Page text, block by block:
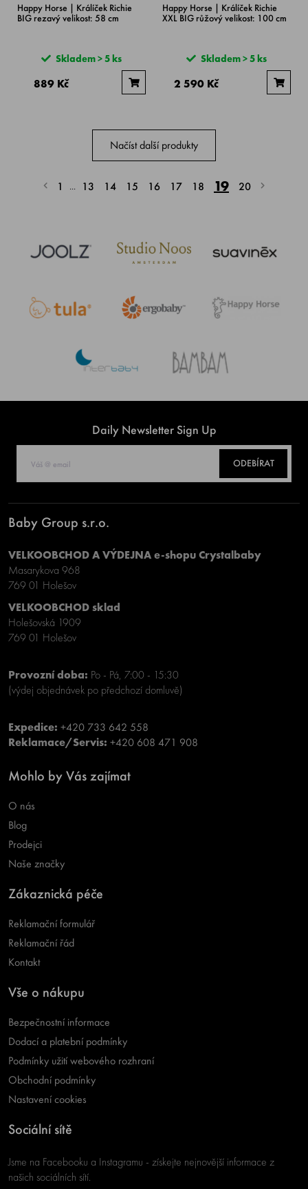
Happy Horse | Králíček Richie
BIG rezavý velikost: 58 cm
Skladem > 5 ks
889 Kč
Happy Horse | Králíček Richie
XXL BIG růžový velikost: 100 cm
Skladem > 5 ks
2 590 Kč
Načíst další produkty
1 ... 13 14 15 16 17 18 19 20
Daily Newsletter Sign Up
ODEBÍRAT
Baby Group s.r.o.
VELKOOBCHOD A VÝDEJNA e-shopu Crystalbaby
Masarykova 968
769 01 Holešov
VELKOOBCHOD sklad
Holešovská 1909
769 01 Holešov
Provozní doba: Po - Pá, 7:00 - 15:30
(výdej objednávek po předchozí domluvě)
Expedice: +420 733 642 558
Reklamace/Servis: +420 608 471 908
Mohlo by Vás zajímat
O nás
Blog
Prodejci
Naše značky
Zákaznická péče
Reklamační formulář
Reklamační řád
Kontakt
Vše o nákupu
Bezpečnostní informace
Dodací a platební podmínky
Podmínky užití webového rozhraní
Obchodní podmínky
Nastavení cookies
Sociální sítě
Jsme na Facebooku a Instagramu - získejte nejnovější informace z
našich sociálních sítí.